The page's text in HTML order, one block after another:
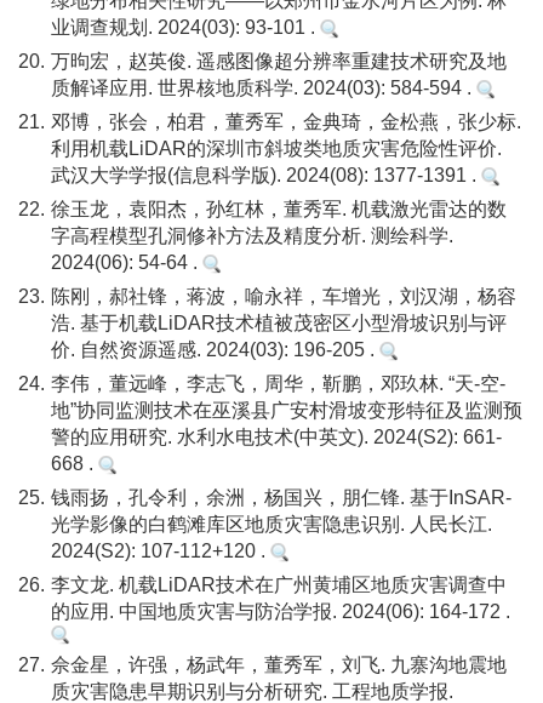
业调查规划. 2024(03): 93-101 .
20. 万昫宏，赵英俊. 遥感图像超分辨率重建技术研究及地
质解译应用. 世界核地质科学. 2024(03): 584-594 .
21. 邓博，张会，柏君，董秀军，金典琦，金松燕，张少标.
利用机载LiDAR的深圳市斜坡类地质灾害危险性评价.
武汉大学学报(信息科学版). 2024(08): 1377-1391 .
22. 徐玉龙，袁阳杰，孙红林，董秀军. 机载激光雷达的数
字高程模型孔洞修补方法及精度分析. 测绘科学.
2024(06): 54-64 .
23. 陈刚，郝社锋，蒋波，喻永祥，车增光，刘汉湖，杨容
浩. 基于机载LiDAR技术植被茂密区小型滑坡识别与评
价. 自然资源遥感. 2024(03): 196-205 .
24. 李伟，董远峰，李志飞，周华，靳鹏，邓玖林. “天-空-
地”协同监测技术在巫溪县广安村滑坡变形特征及监测预
警的应用研究. 水利水电技术(中英文). 2024(S2): 661-
668 .
25. 钱雨扬，孔令利，余洲，杨国兴，朋仁锋. 基于InSAR-
光学影像的白鹤滩库区地质灾害隐患识别. 人民长江.
2024(S2): 107-112+120 .
26. 李文龙. 机载LiDAR技术在广州黄埔区地质灾害调查中
的应用. 中国地质灾害与防治学报. 2024(06): 164-172 .
27. 佘金星，许强，杨武年，董秀军，刘飞. 九寨沟地震地
质灾害隐患早期识别与分析研究. 工程地质学报.